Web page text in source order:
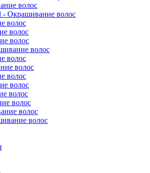
волос
- Окрашивание волос
волос
волос
волос
волос
волос
волос
волос
волос
волос
волос
волос
волос